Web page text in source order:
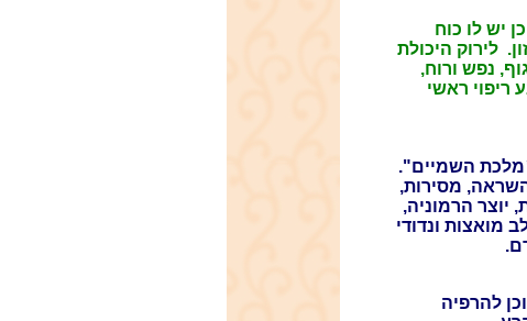
יש לו כוח
לירוק היכולת
נפש ורוח,
ריפוי ראשי
מלכת השמיים".
מסירות,
יוצר הרמוניה,
ונדודי
להרפיה